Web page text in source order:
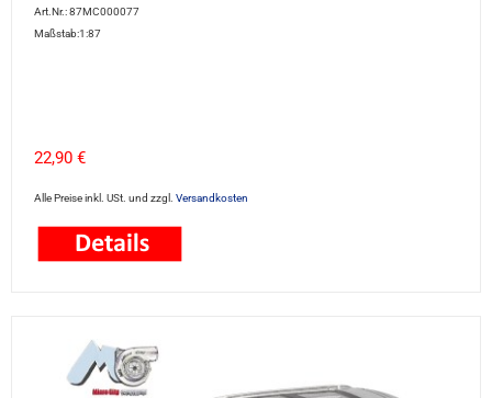
Art.Nr.: 87MC000077
Maßstab:1:87
22,90 €
Alle Preise inkl. USt. und zzgl. Versandkosten